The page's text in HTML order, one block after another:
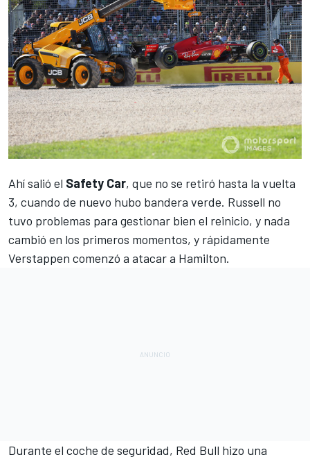
Ahí salió el Safety Car, que no se retiró hasta la vuelta
3, cuando de nuevo hubo bandera verde. Russell no
tuvo problemas para gestionar bien el reinicio, y nada
cambió en los primeros momentos, y rápidamente
Verstappen comenzó a atacar a Hamilton.
Durante el coche de seguridad, Red Bull hizo una